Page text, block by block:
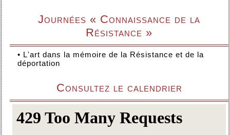
Journées « Connaissance de la
Résistance »
• L'art dans la mémoire de la Résistance et de la
déportation
Consultez le calendrier